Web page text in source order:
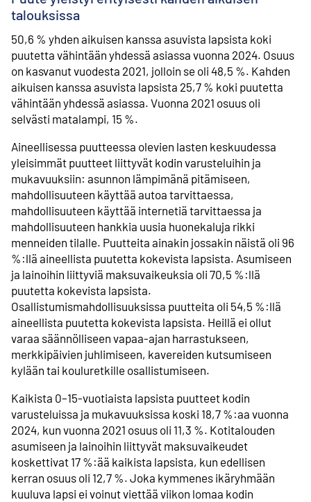
talouksissa
50,6 % yhden aikuisen kanssa asuvista lapsista koki
puutetta vähintään yhdessä asiassa vuonna 2024. Osuus
on kasvanut vuodesta 2021, jolloin se oli 48,5 %. Kahden
aikuisen kanssa asuvista lapsista 25,7 % koki puutetta
vähintään yhdessä asiassa. Vuonna 2021 osuus oli
selvästi matalampi, 15 %.
Aineellisessa puutteessa olevien lasten keskuudessa
yleisimmät puutteet liittyvät kodin varusteluihin ja
mukavuuksiin: asunnon lämpimänä pitämiseen,
mahdollisuuteen käyttää autoa tarvittaessa,
mahdollisuuteen käyttää internetiä tarvittaessa ja
mahdollisuuteen hankkia uusia huonekaluja rikki
menneiden tilalle. Puutteita ainakin jossakin näistä oli 96
%:llä aineellista puutetta kokevista lapsista. Asumiseen
ja lainoihin liittyviä maksuvaikeuksia oli 70,5 %:llä
puutetta kokevista lapsista.
Osallistumismahdollisuuksissa puutteita oli 54,5 %:llä
aineellista puutetta kokevista lapsista. Heillä ei ollut
varaa säännölliseen vapaa-ajan harrastukseen,
merkkipäivien juhlimiseen, kavereiden kutsumiseen
kylään tai kouluretkille osallistumiseen.
Kaikista 0–15-vuotiaista lapsista puutteet kodin
varusteluissa ja mukavuuksissa koski 18,7 %:aa vuonna
2024, kun vuonna 2021 osuus oli 11,3 %. Kotitalouden
asumiseen ja lainoihin liittyvät maksuvaikeudet
koskettivat 17 %:ää kaikista lapsista, kun edellisen
kerran osuus oli 12,7 %. Joka kymmenes ikäryhmään
kuuluva lapsi ei voinut viettää viikon lomaa kodin